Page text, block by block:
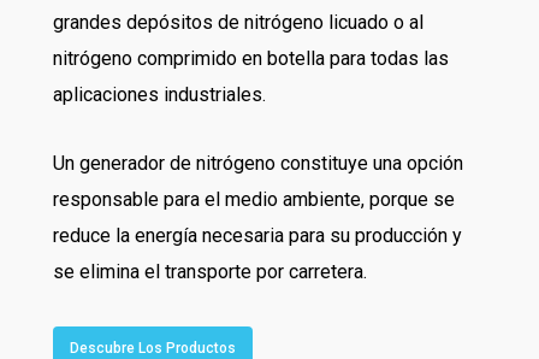
grandes depósitos de nitrógeno licuado o al
nitrógeno comprimido en botella para todas las
aplicaciones industriales.
Un generador de nitrógeno constituye una opción
responsable para el medio ambiente, porque se
reduce la energía necesaria para su producción y
se elimina el transporte por carretera.
Descubre Los Productos